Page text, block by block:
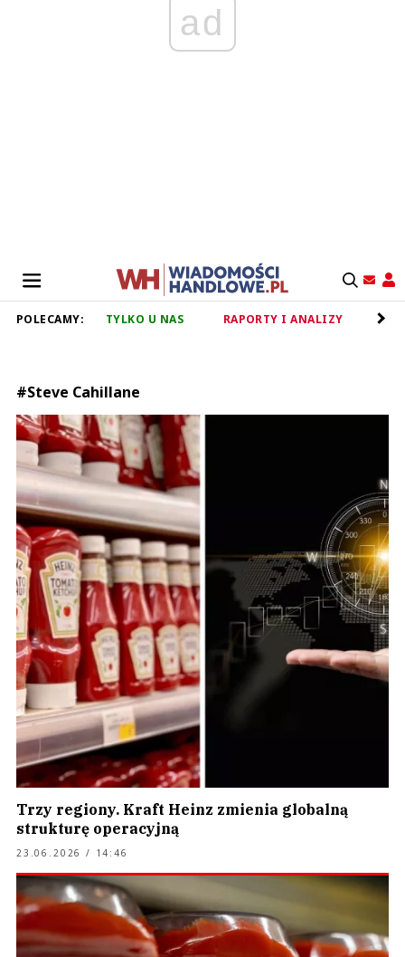
ad
POLECAMY: TYLKO U NAS RAPORTY I ANALIZY
#Steve Cahillane
Trzy regiony. Kraft Heinz zmienia globalną
strukturę operacyjną
23.06.2026 / 14:46